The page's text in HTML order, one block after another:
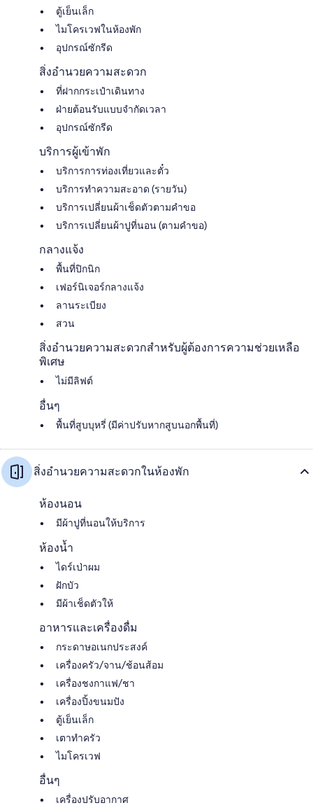
ตู้เย็นเล็ก
ไมโครเวฟในห้องพัก
อุปกรณ์ซักรีด
สิ่งอำนวยความสะดวก
ที่ฝากกระเป๋าเดินทาง
ฝ่ายต้อนรับแบบจำกัดเวลา
อุปกรณ์ซักรีด
บริการผู้เข้าพัก
บริการการท่องเที่ยวและตั๋ว
บริการทำความสะอาด (รายวัน)
บริการเปลี่ยนผ้าเช็ดตัวตามคำขอ
บริการเปลี่ยนผ้าปูที่นอน (ตามคำขอ)
กลางแจ้ง
พื้นที่ปิกนิก
เฟอร์นิเจอร์กลางแจ้ง
ลานระเบียง
สวน
สิ่งอำนวยความสะดวกสำหรับผู้ต้องการความช่วยเหลือ
พิเศษ
ไม่มีลิฟต์
อื่นๆ
พื้นที่สูบบุหรี่ (มีค่าปรับหากสูบนอกพื้นที่)
สิ่งอำนวยความสะดวกในห้องพัก
ห้องนอน
มีผ้าปูที่นอนให้บริการ
ห้องน้ำ
ไดร์เป่าผม
ฝักบัว
มีผ้าเช็ดตัวให้
อาหารและเครื่องดื่ม
กระดาษอเนกประสงค์
เครื่องครัว/จาน/ช้อนส้อม
เครื่องชงกาแฟ/ชา
เครื่องปิ้งขนมปัง
ตู้เย็นเล็ก
เตาทำครัว
ไมโครเวฟ
อื่นๆ
เครื่องปรับอากาศ